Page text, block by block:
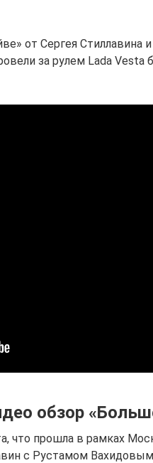
от Сергея Стиллавина
за рулем Lada Vesta
обзор
что прошла в рамках
с Рустамом